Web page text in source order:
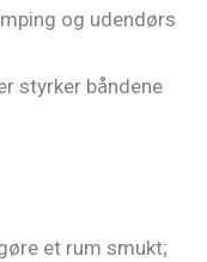
og udendørs
styrker båndene
et rum smukt;